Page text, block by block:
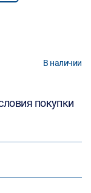
В наличии
покупки